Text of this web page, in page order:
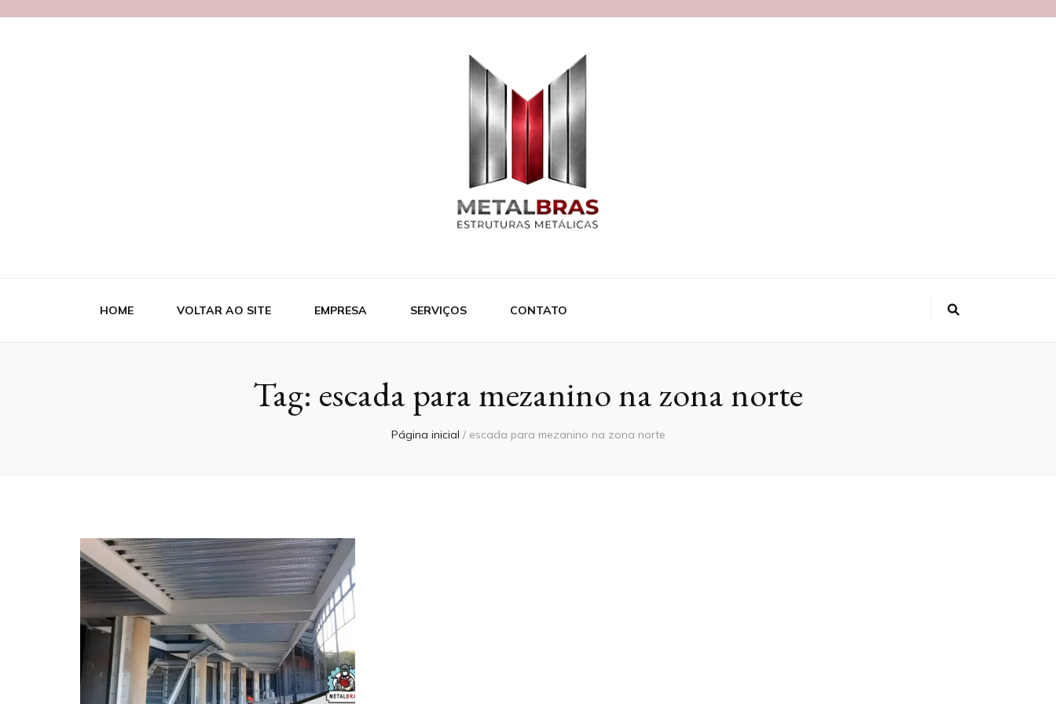
HOME VOLTAR AO SITE EMPRESA SERVIÇOS CONTATO
Tag: escada para mezanino na zona norte
Página inicial / escada para mezanino na zona norte